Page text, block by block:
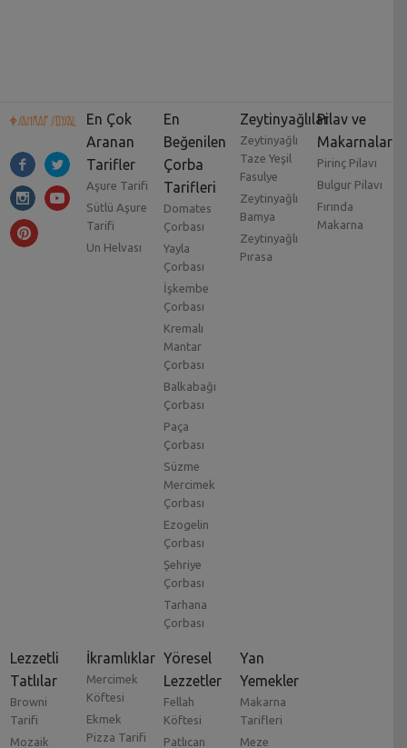
En Çok
Aranan
Tarifler
Aşure Tarifi
Sütlü Aşure
Tarifi
Un Helvası
En
Beğenilen
Çorba
Tarifleri
Domates
Çorbası
Yayla
Çorbası
İşkembe
Çorbası
Kremalı
Mantar
Çorbası
Balkabağı
Çorbası
Paça
Çorbası
Süzme
Mercimek
Çorbası
Ezogelin
Çorbası
Şehriye
Çorbası
Tarhana
Çorbası
Zeytinyağlılar
Zeytinyağlı
Taze Yeşil
Fasulye
Zeytinyağlı
Bamya
Zeytinyağlı
Pırasa
Pilav ve
Makarnalar
Pirinç Pilavı
Bulgur Pilavı
Fırında
Makarna
Lezzetli
Tatlılar
Browni
Tarifi
Mozaik
İkramlıklar
Mercimek
Köftesi
Ekmek
Pizza Tarifi
Yöresel
Lezzetler
Fellah
Köftesi
Patlıcan
Yan
Yemekler
Makarna
Tarifleri
Meze